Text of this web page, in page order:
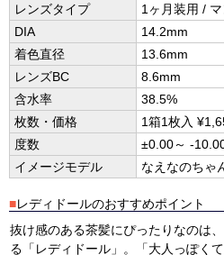
レンズタイプ
1ヶ月装用 /
DIA
14.2mm
着色直径
13.6mm
レンズBC
8.6mm
含水率
38.5%
枚数・価格
1箱1枚入
度数
±0.00～ -
イメージモデル
なえなのちゃ
■レディドールのおすすめポイント
抜け感のある茶髪にぴったりなのは
る「レディドール」。「大人っぽく